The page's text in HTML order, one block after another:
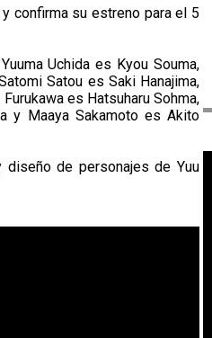
confirma su estreno para el 5
Uchida es Kyou Souma,
Satou es Saki Hanajima,
es Hatsuharu Sohma,
y Maaya Sakamoto es Akito
de personajes de Yuu